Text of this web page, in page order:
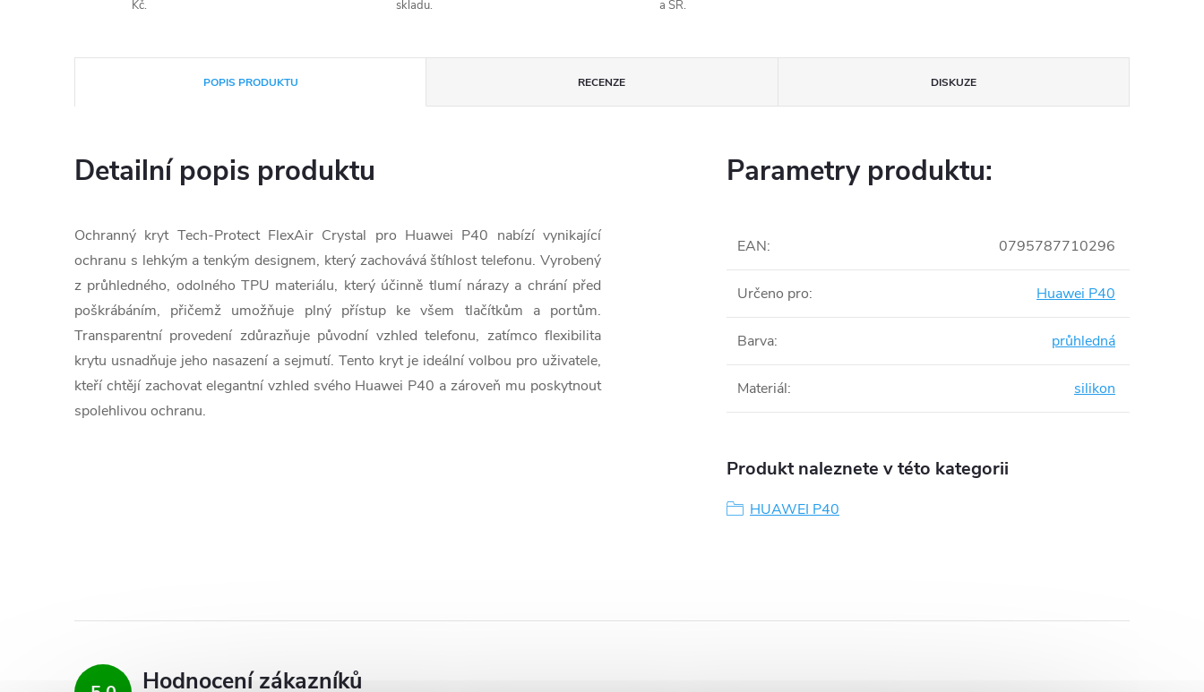
Kč.
skladu.
a SR.
POPIS PRODUKTU RECENZE DISKUZE
Detailní popis produktu
Ochranný kryt Tech-Protect FlexAir Crystal pro Huawei P40 nabízí vynikající
ochranu s lehkým a tenkým designem, který zachovává štíhlost telefonu. Vyrobený
z průhledného, odolného TPU materiálu, který účinně tlumí nárazy a chrání před
poškrábáním, přičemž umožňuje plný přístup ke všem tlačítkům a portům.
Transparentní provedení zdůrazňuje původní vzhled telefonu, zatímco flexibilita
krytu usnadňuje jeho nasazení a sejmutí. Tento kryt je ideální volbou pro uživatele,
kteří chtějí zachovat elegantní vzhled svého Huawei P40 a zároveň mu poskytnout
spolehlivou ochranu.
Parametry produktu:
EAN: 0795787710296
Určeno pro: Huawei P40
Barva: průhledná
Materiál: silikon
Produkt naleznete v této kategorii
HUAWEI P40
Hodnocení zákazníků